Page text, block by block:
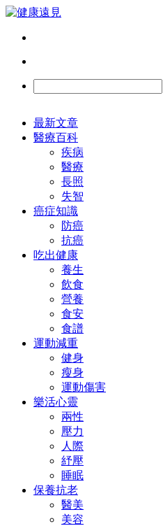
最新文章
醫療百科
疾病
醫療
長照
失智
癌症知識
防癌
抗癌
吃出健康
養生
飲食
營養
食安
食譜
運動減重
健身
瘦身
運動傷害
樂活心靈
兩性
壓力
人際
紓壓
睡眠
保養抗老
醫美
美容